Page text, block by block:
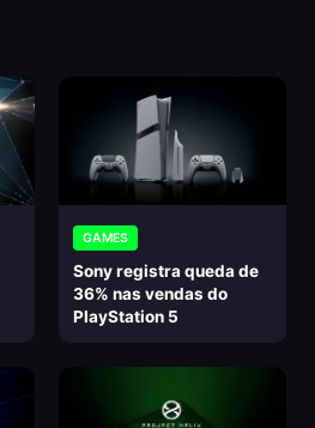
GAMES
Sony registra queda de
36% nas vendas do
PlayStation 5